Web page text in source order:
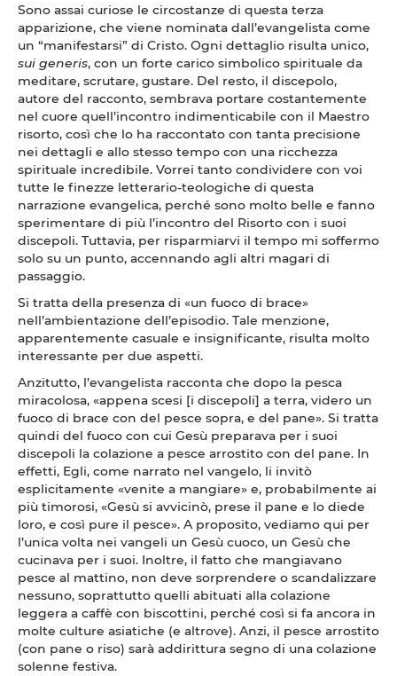
Sono assai curiose le circostanze di questa terza
apparizione, che viene nominata dall’evangelista come
un “manifestarsi” di Cristo. Ogni dettaglio risulta unico,
sui generis, con un forte carico simbolico spirituale da
meditare, scrutare, gustare. Del resto, il discepolo,
autore del racconto, sembrava portare costantemente
nel cuore quell’incontro indimenticabile con il Maestro
risorto, così che lo ha raccontato con tanta precisione
nei dettagli e allo stesso tempo con una ricchezza
spirituale incredibile. Vorrei tanto condividere con voi
tutte le finezze letterario-teologiche di questa
narrazione evangelica, perché sono molto belle e fanno
sperimentare di più l’incontro del Risorto con i suoi
discepoli. Tuttavia, per risparmiarvi il tempo mi soffermo
solo su un punto, accennando agli altri magari di
passaggio.
Si tratta della presenza di «un fuoco di brace»
nell’ambientazione dell’episodio. Tale menzione,
apparentemente casuale e insignificante, risulta molto
interessante per due aspetti.
Anzitutto, l’evangelista racconta che dopo la pesca
miracolosa, «appena scesi [i discepoli] a terra, videro un
fuoco di brace con del pesce sopra, e del pane». Si tratta
quindi del fuoco con cui Gesù preparava per i suoi
discepoli la colazione a pesce arrostito con del pane. In
effetti, Egli, come narrato nel vangelo, li invitò
esplicitamente «venite a mangiare» e, probabilmente ai
più timorosi, «Gesù si avvicinò, prese il pane e lo diede
loro, e così pure il pesce». A proposito, vediamo qui per
l’unica volta nei vangeli un Gesù cuoco, un Gesù che
cucinava per i suoi. Inoltre, il fatto che mangiavano
pesce al mattino, non deve sorprendere o scandalizzare
nessuno, soprattutto quelli abituati alla colazione
leggera a caffè con biscottini, perché così si fa ancora in
molte culture asiatiche (e altrove). Anzi, il pesce arrostito
(con pane o riso) sarà addirittura segno di una colazione
solenne festiva.